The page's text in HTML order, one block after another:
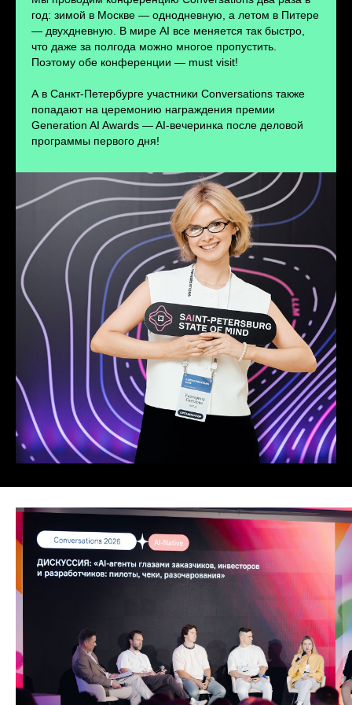
год: зимой в Москве — однодневную, а летом в Питере
— двухдневную. В мире AI все меняется так быстро,
что даже за полгода можно многое пропустить.
Поэтому обе конференции — must visit!
А в Санкт-Петербурге участники Conversations также
попадают на церемонию награждения премии
Generation AI Awards — AI-вечеринка после деловой
программы первого дня!
ПЕРЕЙТИ